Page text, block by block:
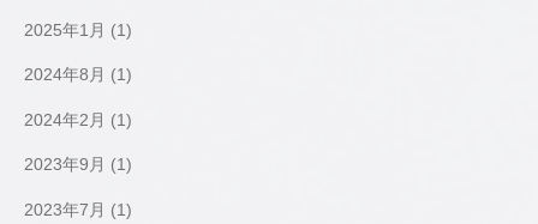
2025年1月 (1)
2024年8月 (1)
2024年2月 (1)
2023年9月 (1)
2023年7月 (1)